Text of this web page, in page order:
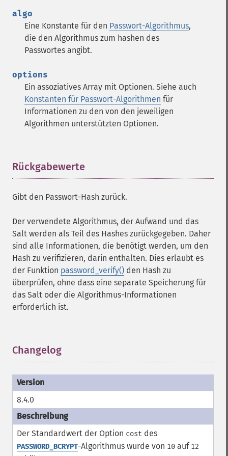
algo
Eine Konstante für den Passwort-Algorithmus,
die den Algorithmus zum hashen des
Passwortes angibt.
options
Ein assoziatives Array mit Optionen. Siehe auch
Konstanten für Passwort-Algorithmen für
Informationen zu den von den jeweiligen
Algorithmen unterstützten Optionen.
Rückgabewerte
Gibt den Passwort-Hash zurück.
Der verwendete Algorithmus, der Aufwand und das
Salt werden als Teil des Hashes zurückgegeben. Daher
sind alle Informationen, die benötigt werden, um den
Hash zu verifizieren, darin enthalten. Dies erlaubt es
der Funktion password_verify() den Hash zu
überprüfen, ohne dass eine separate Speicherung für
das Salt oder die Algorithmus-Informationen
erforderlich ist.
Changelog
8.4.0
Der Standardwert der Option cost des
PASSWORD_BCRYPT-Algorithmus wurde von 10 auf 12